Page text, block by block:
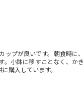
プが良いです。朝食時に、
。小鉢に移すことなく、かき
購入しています。